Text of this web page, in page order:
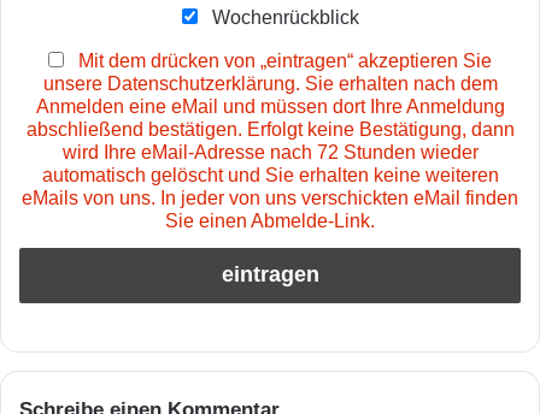
Wochenrückblick
Mit dem drücken von „eintragen“ akzeptieren Sie
unsere Datenschutzerklärung. Sie erhalten nach dem
Anmelden eine eMail und müssen dort Ihre Anmeldung
abschließend bestätigen. Erfolgt keine Bestätigung, dann
wird Ihre eMail-Adresse nach 72 Stunden wieder
automatisch gelöscht und Sie erhalten keine weiteren
eMails von uns. In jeder von uns verschickten eMail finden
Sie einen Abmelde-Link.